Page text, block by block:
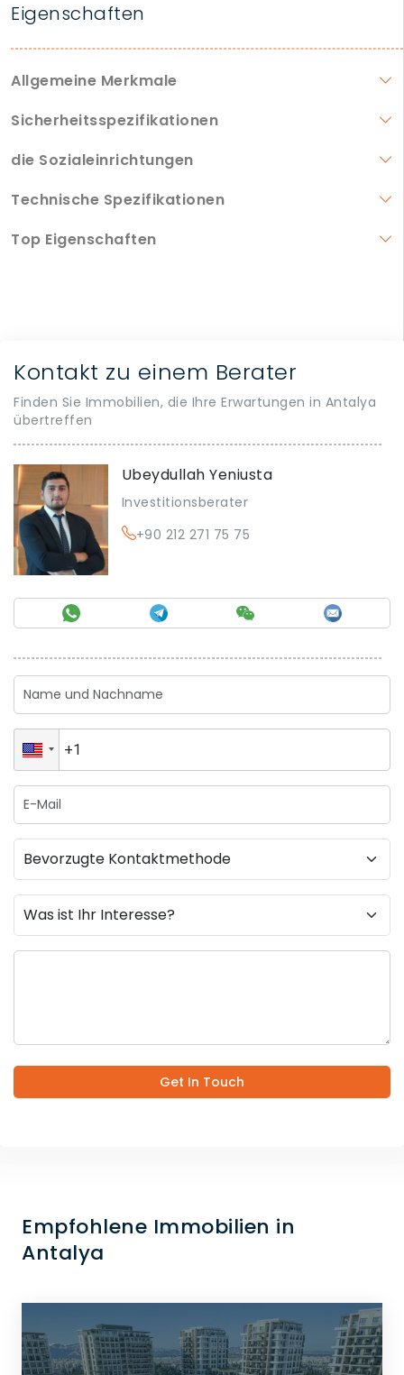
Eigenschaften
Allgemeine Merkmale
Sicherheitsspezifikationen
die Sozialeinrichtungen
Technische Spezifikationen
Top Eigenschaften
Kontakt zu einem Berater
Finden Sie Immobilien, die Ihre Erwartungen in Antalya
übertreffen
Ubeydullah Yeniusta
Investitionsberater
+90 212 271 75 75
Get In Touch
Empfohlene Immobilien in
Antalya